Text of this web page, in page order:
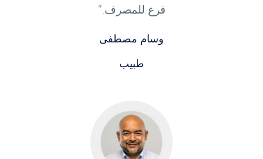
فرع للمصرف.”
وسام مصطفى
طبيب